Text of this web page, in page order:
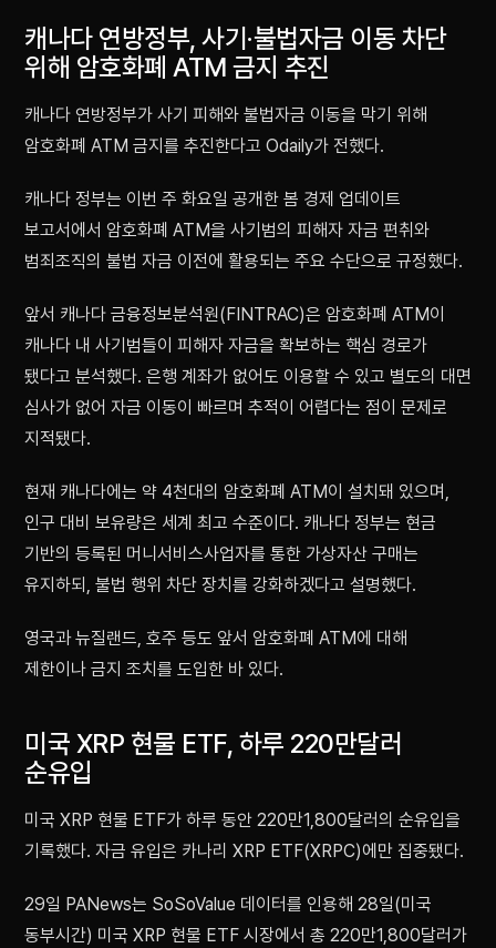
캐나다 연방정부, 사기·불법자금 이동 차단
위해 암호화폐 ATM 금지 추진
캐나다 연방정부가 사기 피해와 불법자금 이동을 막기 위해
암호화폐 ATM 금지를 추진한다고 Odaily가 전했다.
캐나다 정부는 이번 주 화요일 공개한 봄 경제 업데이트
보고서에서 암호화폐 ATM을 사기범의 피해자 자금 편취와
범죄조직의 불법 자금 이전에 활용되는 주요 수단으로 규정했다.
앞서 캐나다 금융정보분석원(FINTRAC)은 암호화폐 ATM이
캐나다 내 사기범들이 피해자 자금을 확보하는 핵심 경로가
됐다고 분석했다. 은행 계좌가 없어도 이용할 수 있고 별도의 대면
심사가 없어 자금 이동이 빠르며 추적이 어렵다는 점이 문제로
지적됐다.
현재 캐나다에는 약 4천대의 암호화폐 ATM이 설치돼 있으며,
인구 대비 보유량은 세계 최고 수준이다. 캐나다 정부는 현금
기반의 등록된 머니서비스사업자를 통한 가상자산 구매는
유지하되, 불법 행위 차단 장치를 강화하겠다고 설명했다.
영국과 뉴질랜드, 호주 등도 앞서 암호화폐 ATM에 대해
제한이나 금지 조치를 도입한 바 있다.
미국 XRP 현물 ETF, 하루 220만달러
순유입
미국 XRP 현물 ETF가 하루 동안 220만1,800달러의 순유입을
기록했다. 자금 유입은 카나리 XRP ETF(XRPC)에만 집중됐다.
29일 PANews는 SoSoValue 데이터를 인용해 28일(미국
동부시간) 미국 XRP 현물 ETF 시장에서 총 220만1,800달러가